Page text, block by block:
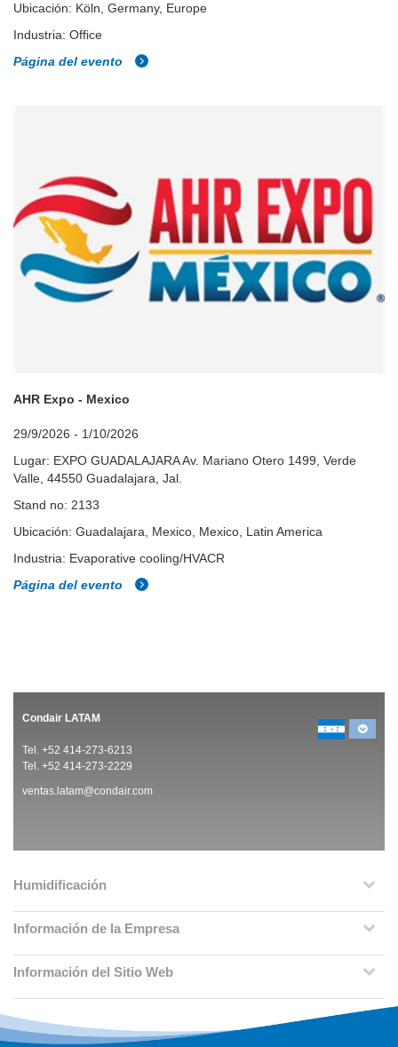
Ubicación: Köln, Germany, Europe
Industria: Office
Página del evento
AHR Expo - Mexico
29/9/2026 - 1/10/2026
Lugar: EXPO GUADALAJARA Av. Mariano Otero 1499, Verde
Valle, 44550 Guadalajara, Jal.
Stand no: 2133
Ubicación: Guadalajara, Mexico, Mexico, Latin America
Industria: Evaporative cooling/HVACR
Página del evento
Condair LATAM
Tel. +52 414-273-6213
Tel. +52 414-273-2229
ventas.latam@condair.com
Humidificación
Información de la Empresa
Información del Sitio Web